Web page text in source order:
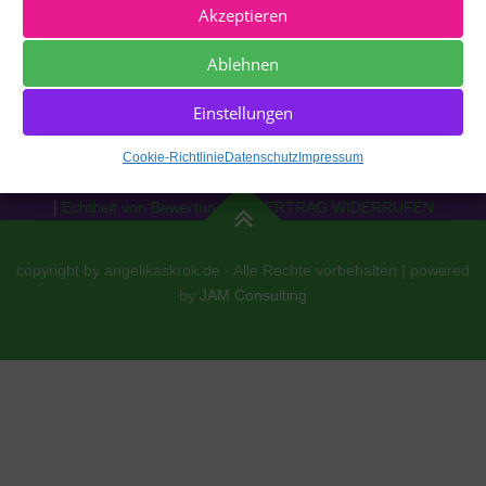
Akzeptieren
Ablehnen
Einstellungen
Cookie-Richtlinie Datenschutz Impressum
Widerrufsrecht|Versand|Zahlung
| Echtheit von Bewertungen | VERTRAG WIDERRUFEN
copyright by angelikaskrok.de · Alle Rechte vorbehalten | powered
by JAM Consulting